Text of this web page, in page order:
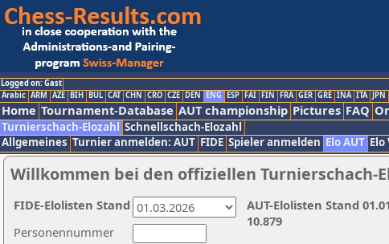
Logged on: Gast
Arabic ARM AZE BIH BUL CAT CHN CRO CZE DEN ENG ESP FAI FIN FRA GER GRE INA ITA JPN
Home Tournament-Database AUT championship Pictures FAQ
Turnierschach-Elozahl Schnellschach-Elozahl
Allgemeines Turnier anmelden: AUT FIDE Spieler anmelden Elo AUT
Willkommen bei den offiziellen Turnierschach-
Personennummer
AUT-Elolisten Stand
10.879
FIDE-Elolisten Stand